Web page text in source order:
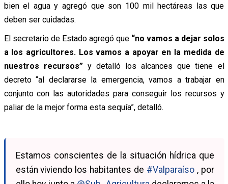
bien el agua y agregó que son 100 mil hectáreas las que
deben ser cuidadas.
El secretario de Estado agregó que “no vamos a dejar solos
a los agricultores. Los vamos a apoyar en la medida de
nuestros recursos”y detalló los alcances que tiene el
decreto “al declararse la emergencia, vamos a trabajar en
conjunto con las autoridades para conseguir los recursos y
paliar de la mejor forma esta sequía”, detalló.
Estamos conscientes de la situación hídrica que
están viviendo los habitantes de #Valparaíso, por